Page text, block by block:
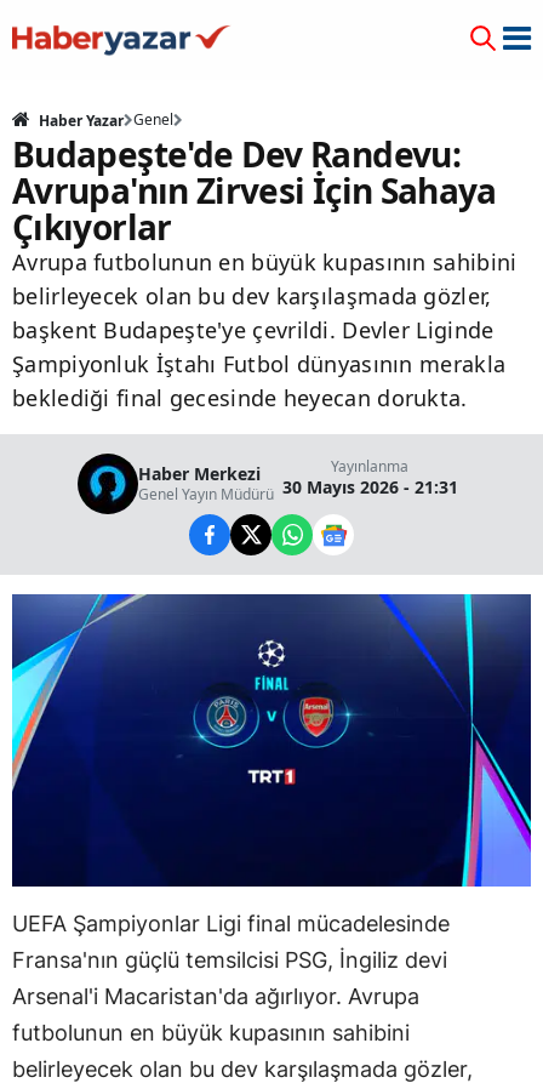
Haber Yazar Genel
Budapeşte'de Dev Randevu:
Avrupa'nın Zirvesi İçin Sahaya
Çıkıyorlar
Avrupa futbolunun en büyük kupasının sahibini
belirleyecek olan bu dev karşılaşmada gözler,
başkent Budapeşte'ye çevrildi. Devler Liginde
Şampiyonluk İştahı Futbol dünyasının merakla
beklediği final gecesinde heyecan dorukta.
Haber Merkezi
Genel Yayın Müdürü
Yayınlanma
30 Mayıs 2026 - 21:31
UEFA Şampiyonlar Ligi final mücadelesinde
Fransa'nın güçlü temsilcisi PSG, İngiliz devi
Arsenal'i Macaristan'da ağırlıyor. Avrupa
futbolunun en büyük kupasının sahibini
belirleyecek olan bu dev karşılaşmada gözler,